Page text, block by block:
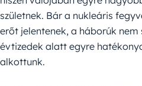
születnek. Bár a nukleáris
erőt jelentenek, a háborúk nem
évtizedek alatt egyre
alkottunk.